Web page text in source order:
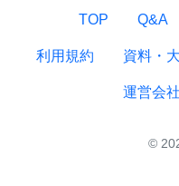
TOP Q&A
利用規約 資料・
運営会社
©